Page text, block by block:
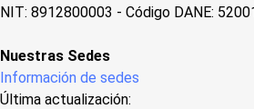
NIT: 8912800003 - Código DANE:
Nuestras Sedes
Información de sedes
Última actualización: